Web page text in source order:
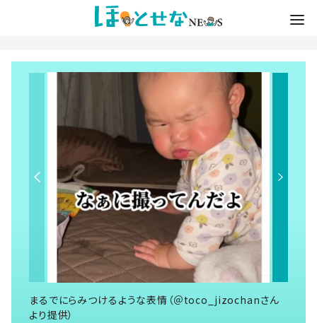
まるでにらみつけるような表情（＠toco_jizochanさん
より提供）